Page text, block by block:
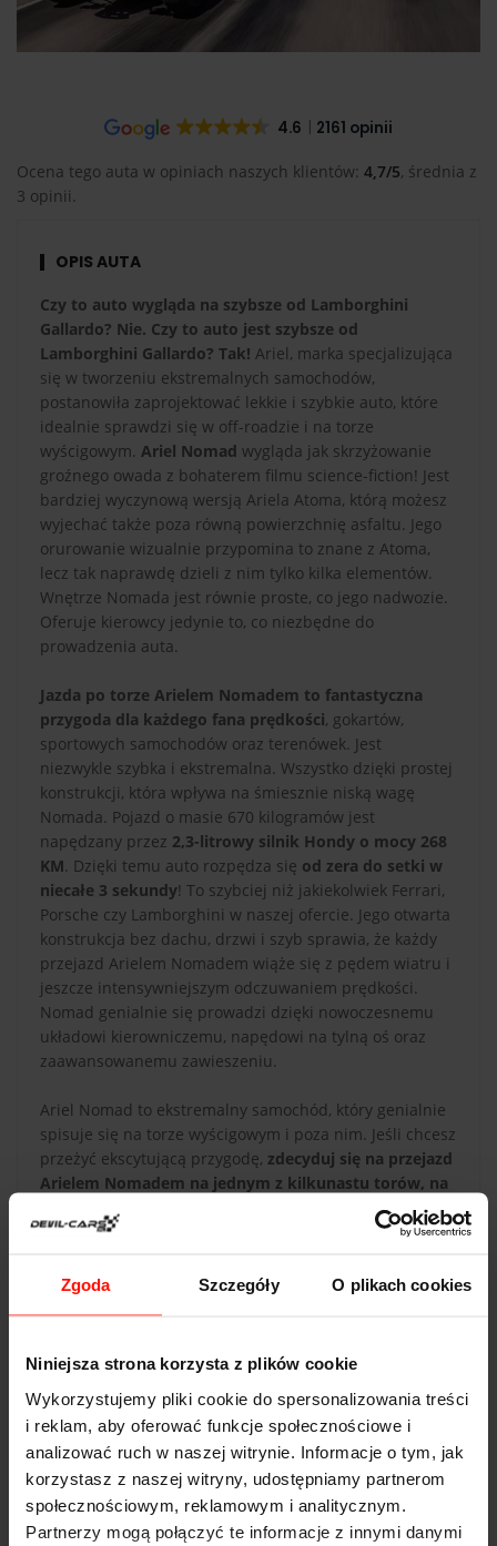
Zgoda Szczegóły O plikach cookies
Niniejsza strona korzysta z plików cookie
Wykorzystujemy pliki cookie do spersonalizowania treści
i reklam, aby oferować funkcje społecznościowe i
analizować ruch w naszej witrynie. Informacje o tym, jak
korzystasz z naszej witryny, udostępniamy partnerom
społecznościowym, reklamowym i analitycznym.
Partnerzy mogą połączyć te informacje z innymi danymi
4.6 2161 opinii
Ocena tego auta w opiniach naszych klientów: 4,7/5, średnia z
3 opinii.
OPIS AUTA
Czy to auto wygląda na szybsze od Lamborghini
Gallardo? Nie. Czy to auto jest szybsze od
Lamborghini Gallardo? Tak! Ariel, marka specjalizująca
się w tworzeniu ekstremalnych samochodów,
postanowiła zaprojektować lekkie i szybkie auto, które
idealnie sprawdzi się w off-roadzie i na torze
wyścigowym. Ariel Nomad wygląda jak skrzyżowanie
groźnego owada z bohaterem filmu science-fiction! Jest
bardziej wyczynową wersją Ariela Atoma, którą możesz
wyjechać także poza równą powierzchnię asfaltu. Jego
orurowanie wizualnie przypomina to znane z Atoma,
lecz tak naprawdę dzieli z nim tylko kilka elementów.
Wnętrze Nomada jest równie proste, co jego nadwozie.
Oferuje kierowcy jedynie to, co niezbędne do
prowadzenia auta.
Jazda po torze Arielem Nomadem to fantastyczna
przygoda dla każdego fana prędkości, gokartów,
sportowych samochodów oraz terenówek. Jest
niezwykle szybka i ekstremalna. Wszystko dzięki prostej
konstrukcji, która wpływa na śmiesznie niską wagę
Nomada. Pojazd o masie 670 kilogramów jest
napędzany przez 2,3-litrowy silnik Hondy o mocy 268
KM. Dzięki temu auto rozpędza się od zera do setki w
niecałe 3 sekundy! To szybciej niż jakiekolwiek Ferrari,
Porsche czy Lamborghini w naszej ofercie. Jego otwarta
konstrukcja bez dachu, drzwi i szyb sprawia, że każdy
przejazd Arielem Nomadem wiąże się z pędem wiatru i
jeszcze intensywniejszym odczuwaniem prędkości.
Nomad genialnie się prowadzi dzięki nowoczesnemu
układowi kierowniczemu, napędowi na tylną oś oraz
zaawansowanemu zawieszeniu.
Ariel Nomad to ekstremalny samochód, który genialnie
spisuje się na torze wyścigowym i poza nim. Jeśli chcesz
przeżyć ekscytującą przygodę, zdecyduj się na przejazd
Arielem Nomadem na jednym z kilkunastu torów, na
. Voucher na
przejazd może być też niezwykłym pomysłem na
DANE TECHNICZNE
Ariel Nomad
Przyspieszenie:
3.0
s do 100 km/h